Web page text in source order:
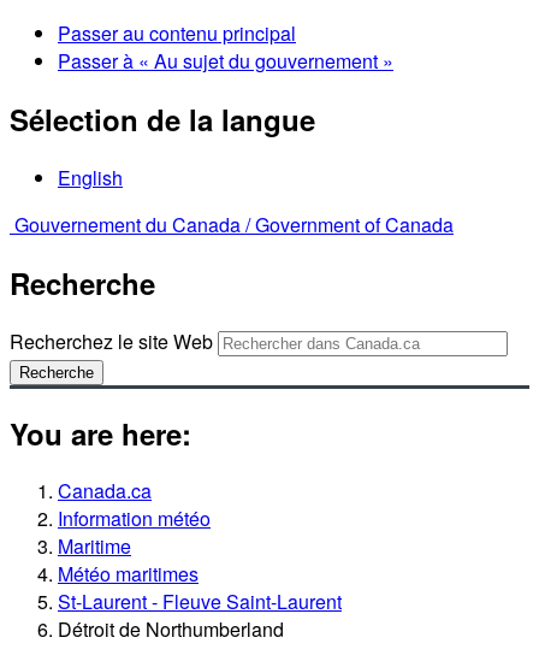
Passer au contenu principal
Passer à « Au sujet du gouvernement »
Sélection de la langue
English
Gouvernement du Canada /Government of Canada
Recherche
Recherchez le site Web
Recherche
You are here:
Canada.ca
Information météo
Maritime
Météo maritimes
St-Laurent - Fleuve Saint-Laurent
Détroit de Northumberland